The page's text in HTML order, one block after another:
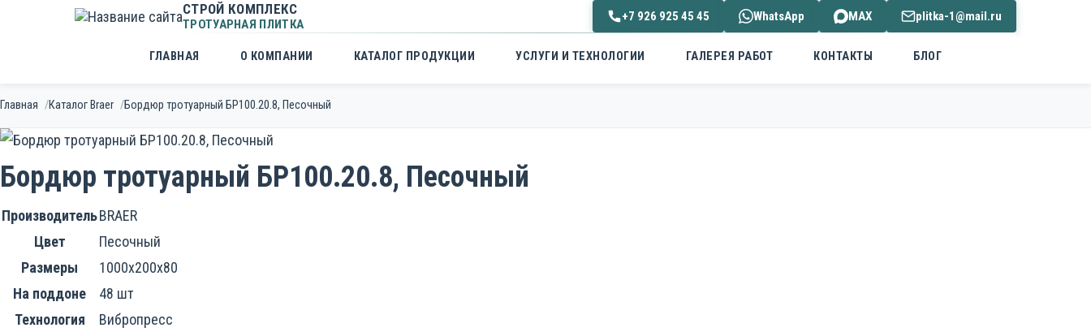
СТРОЙ КОМПЛЕКС
ТРОТУАРНАЯ ПЛИТКА
+7 926 925 45 45 WhatsApp MAX plitka-1@mail.ru
ГЛАВНАЯ О КОМПАНИИ КАТАЛОГ ПРОДУКЦИИ УСЛУГИ И ТЕХНОЛОГИИ ГАЛЕРЕЯ РАБОТ КОНТАКТЫ БЛОГ
Главная Каталог Braer Бордюр тротуарный БР100.20.8, Песочный
Бордюр тротуарный БР100.20.8, Песочный
ПроизводительBRAER
Цвет
Песочный
Размеры
1000х200x80
На поддоне
48 шт
Технология
Вибропресс